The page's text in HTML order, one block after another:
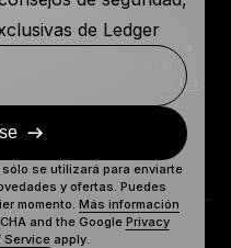
utilizará para enviarte
y ofertas. Puedes cancelar la
el enlace incluido en el
gestionamos tus datos y tus
de Ledger
se utilizará para enviarte
y ofertas. Puedes
momento. Más información
and the Google Privacy
Serviceapply.